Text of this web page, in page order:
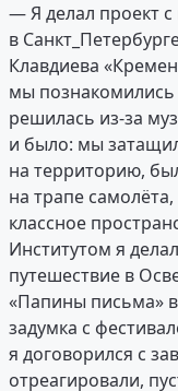
— Я делал проект с
в
Клавдиева
мы
решилась из-за
и было: мы
на территорию,
на трапе
классное
Институтом я
путешествие в
«Папины письма»
задумка с
я договорился с
отреагировали,